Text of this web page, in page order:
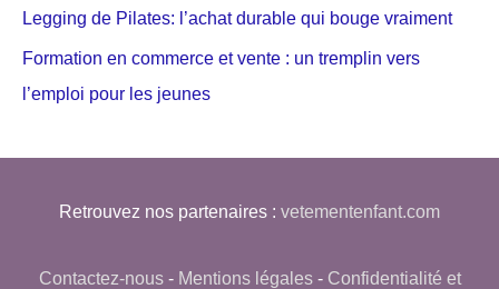
Legging de Pilates: l’achat durable qui bouge vraiment
Formation en commerce et vente : un tremplin vers
l’emploi pour les jeunes
Retrouvez nos partenaires : vetementenfant.com
Contactez-nous- Mentions légales- Confidentialité et